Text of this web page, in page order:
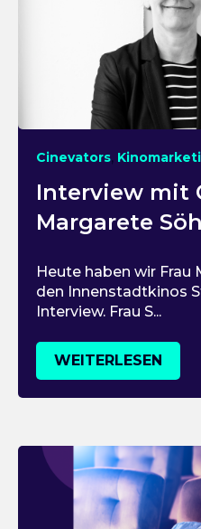
Cinevators,
Interview mit
Margarete
Heute haben wir Frau
den Innenstadtkinos
Interview. Frau S...
WEITERLESEN